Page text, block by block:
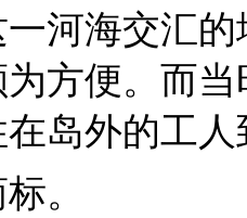
河海交汇
方便。而
岛外的工
。